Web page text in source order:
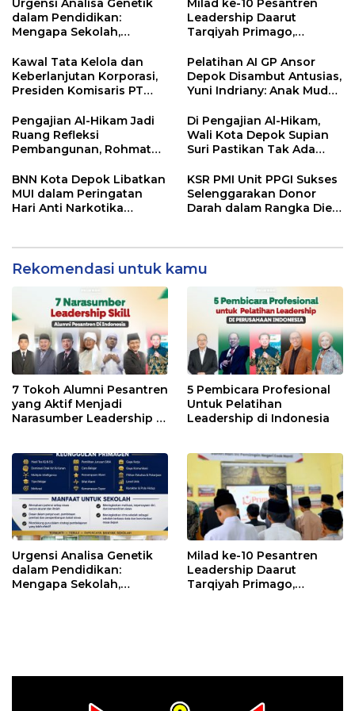
Urgensi Analisa Genetik
dalam Pendidikan:
Mengapa Sekolah,
Tinggi Perlu
Menggunakan
PRIMAGEN.id
Milad ke-10 Pesantren
Leadership Daarut
Tarqiyah Primago,
Ingatkan Spirit Tebar
Manfaat Tanpa Batas
Kawal Tata Kelola dan
Keberlanjutan Korporasi,
Presiden Komisaris PT
Langkah Menuju Pasar
Global
Pelatihan AI GP Ansor
Depok Disambut Antusias,
Yuni Indriany: Anak Muda
Teknologi
Pengajian Al-Hikam Jadi
Ruang Refleksi
Pembangunan, Rohmat
Secara Utuh
Di Pengajian Al-Hikam,
Wali Kota Depok Supian
Suri Pastikan Tak Ada
BNN Kota Depok Libatkan
MUI dalam Peringatan
Hari Anti Narkotika
Pencegahan Dimulai dari
Keluarga
KSR PMI Unit PPGI Sukses
Selenggarakan Donor
Darah dalam Rangka Dies
Rekomendasi untuk kamu
7 Tokoh Alumni Pesantren
yang Aktif Menjadi
Narasumber Leadership di
5 Pembicara Profesional
Untuk Pelatihan
Leadership di Indonesia
Urgensi Analisa Genetik
dalam Pendidikan:
Mengapa Sekolah,
Milad ke-10 Pesantren
Leadership Daarut
Tarqiyah Primago,